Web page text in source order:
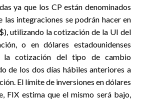
ya que los CP están denominados
las integraciones se podrán hacer en
utilizando la cotización de la UI del
o en dólares estadounidenses
la cotización del tipo de cambio
de los dos días hábiles anteriores a
El límite de inversiones en dólares
FIX estima que el mismo será bajo,